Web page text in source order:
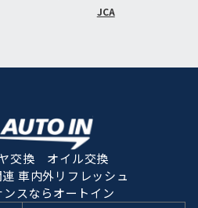
JCA
交換 オイル交換
車内外リフレッシュ
スならオートイン